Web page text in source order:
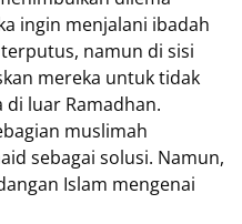
ingin menjalani ibadah
namun di sisi
mereka untuk tidak
luar Ramadhan.
muslimah
sebagai solusi. Namun,
Islam mengenai